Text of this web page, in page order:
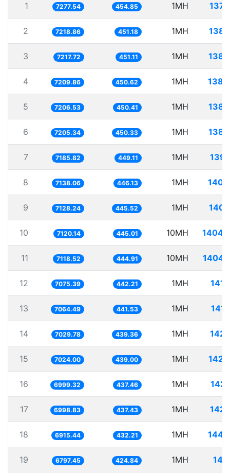
1 7277.54 454.85 1MH
2 7218.86 451.18 1MH
3 7217.72 451.11 1MH
4 7209.86 450.62 1MH
5 7206.53 450.41 1MH
6 7205.34 450.33 1MH
7 7185.82 449.11 1MH
8 7138.06 446.13 1MH
9 7128.24 445.52 1MH
10 7120.14 445.01 10MH
11 7118.52 444.91 10MH
12 7075.39 442.21 1MH
13 7064.49 441.53 1MH
14 7029.78 439.36 1MH
15 7024.00 439.00 1MH
16 6999.32 437.46 1MH
17 6998.83 437.43 1MH
18 6915.44 432.21 1MH
19 6797.45 424.84 1MH